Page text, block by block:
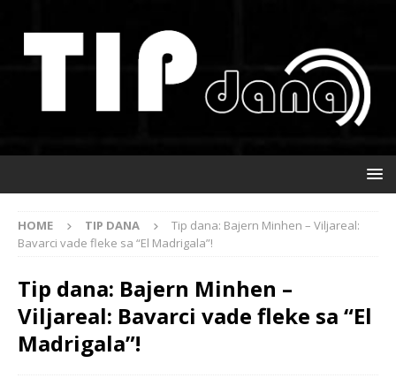
HOME TIP DANA
Tip dana: Bajern Minhen – Viljareal:
Bavarci vade fleke sa “El Madrigala”!
Tip dana: Bajern Minhen –
Viljareal: Bavarci vade fleke sa “El
Madrigala”!